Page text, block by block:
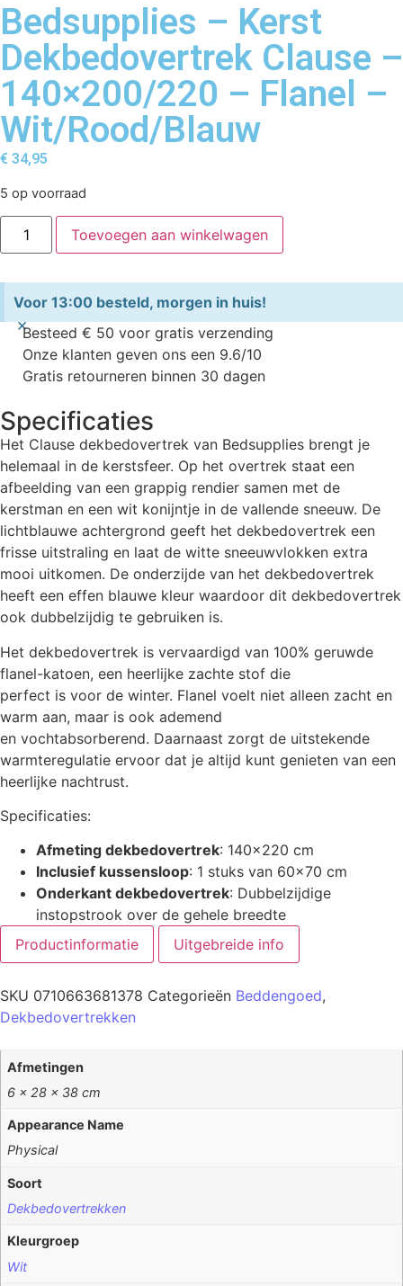
Bedsupplies – Kerst
Dekbedovertrek Clause –
140×200/220 – Flanel –
Wit/Rood/Blauw
€ 34,95
5 op voorraad
Toevoegen aan winkelwagen
Voor 13:00 besteld, morgen in huis!
×Besteed € 50 voor gratis verzending
Onze klanten geven ons een 9.6/10
Gratis retourneren binnen 30 dagen
Specificaties
Het Clause dekbedovertrek van Bedsupplies brengt je
helemaal in de kerstsfeer. Op het overtrek staat een
afbeelding van een grappig rendier samen met de
kerstman en een wit konijntje in de vallende sneeuw. De
lichtblauwe achtergrond geeft het dekbedovertrek een
frisse uitstraling en laat de witte sneeuwvlokken extra
mooi uitkomen. De onderzijde van het dekbedovertrek
heeft een effen blauwe kleur waardoor dit dekbedovertrek
ook dubbelzijdig te gebruiken is.
Het dekbedovertrek is vervaardigd van 100% geruwde
flanel-katoen, een heerlijke zachte stof die
perfect is voor de winter. Flanel voelt niet alleen zacht en
warm aan, maar is ook ademend
en vochtabsorberend. Daarnaast zorgt de uitstekende
warmteregulatie ervoor dat je altijd kunt genieten van een
heerlijke nachtrust.
Specificaties:
Afmeting dekbedovertrek: 140×220 cm
Inclusief kussensloop: 1 stuks van 60×70 cm
Onderkant dekbedovertrek: Dubbelzijdige
instopstrook over de gehele breedte
Productinformatie
Uitgebreide info
SKU 0710663681378 Categorieën Beddengoed,
Dekbedovertrekken
Afmetingen
6 × 28 × 38 cm
Appearance Name
Physical
Soort
Dekbedovertrekken
Kleurgroep
Wit